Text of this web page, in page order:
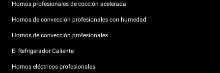
Hornos profesionales de cocción acelerada
Hornos de convección profesionales con humedad
Hornos de convección profesionales
El Refrigerador Caliente
Hornos eléctricos profesionales